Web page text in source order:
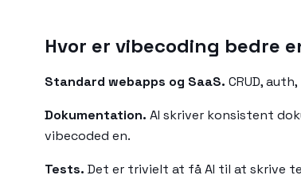
Hvor er vibecoding bedre
Standard webapps og SaaS. CRUD,
Dokumentation. AI skriver konsistent
vibecoded en.
Tests. Det er trivielt at få AI til at skrive